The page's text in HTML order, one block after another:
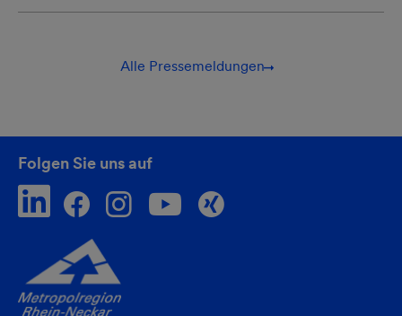
Alle Pressemeldungen
Folgen Sie uns auf